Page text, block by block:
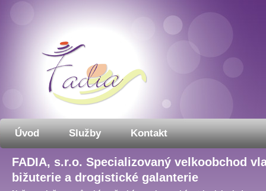
Úvod Služby Kontakt
FADIA, s.r.o. Specializovaný velkoobchod
bižuterie a drogistické galanterie